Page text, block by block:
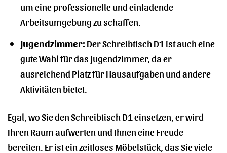
um eine professionelle und einladende
Arbeitsumgebung zu schaffen.
Jugendzimmer:Der Schreibtisch D1 ist auch eine
gute Wahl für das Jugendzimmer, da er
ausreichend Platz für Hausaufgaben und andere
Aktivitäten bietet.
Egal, wo Sie den Schreibtisch D1 einsetzen, er wird
Ihren Raum aufwerten und Ihnen eine Freude
bereiten. Er ist ein zeitloses Möbelstück, das Sie viele